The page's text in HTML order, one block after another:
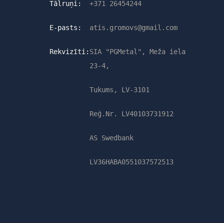
Tālruņi: +371 26454244
E-pasts: atis.gromovs@gmail.com
Rekvizīti: SIA "PGMetal", Meža iela
23-4,
Tukums, LV-3101
Reģ.Nr. LV40103731912
AS Swedbank
LV36HABA0551037572513